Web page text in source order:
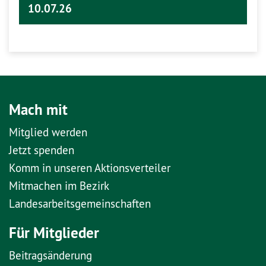
10.07.26
Mach mit
Mitglied werden
Jetzt spenden
Komm in unseren Aktionsverteiler
Mitmachen im Bezirk
Landesarbeitsgemeinschaften
Für Mitglieder
Beitragsänderung